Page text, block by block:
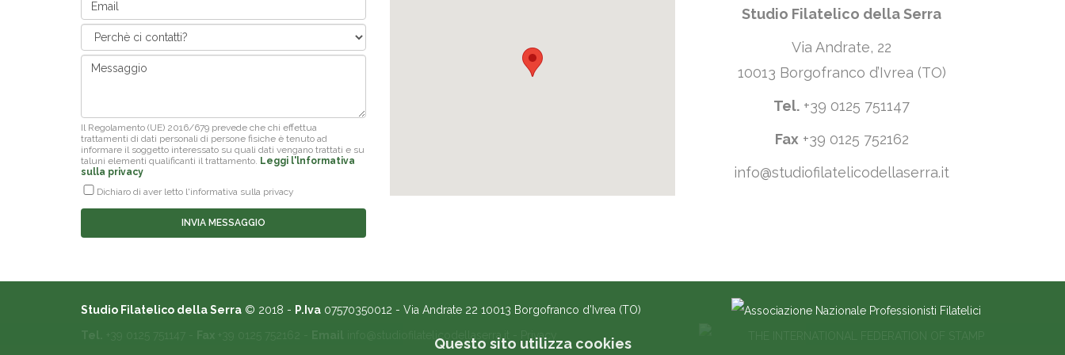
Il Regolamento (UE) 2016/679 prevede che chi effettua
trattamenti di dati personali di persone fisiche è tenuto ad
informare il soggetto interessato su quali dati vengano trattati e su
taluni elementi qualificanti il trattamento. Leggi l'lnformativa
sulla privacy
Dichiaro di aver letto l'informativa sulla privacy
Studio Filatelico della Serra
Via Andrate, 22
10013 Borgofranco d’Ivrea (TO)
Tel. +39 0125 751147
Fax +39 0125 752162
info@studiofilatelicodellaserra.it
Studio Filatelico della Serra © 2018 - P.Iva 07570350012 - Via Andrate 22 10013 Borgofranco d’Ivrea (TO)
info@studiofilatelicodellaserra.it Privacy
Questo sito utilizza cookies